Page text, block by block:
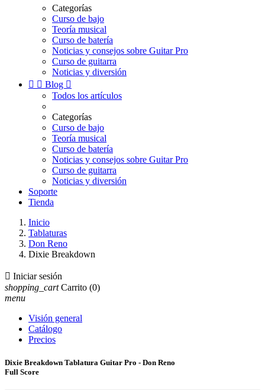
Categorías
Curso de bajo
Teoría musical
Curso de batería
Noticias y consejos sobre Guitar Pro
Curso de guitarra
Noticias y diversión
  Blog 
Todos los artículos
Categorías
Curso de bajo
Teoría musical
Curso de batería
Noticias y consejos sobre Guitar Pro
Curso de guitarra
Noticias y diversión
Soporte
Tienda
Inicio
Tablaturas
Don Reno
Dixie Breakdown
 Iniciar sesión
shopping_cart Carrito (0)
menu
Visión general
Catálogo
Precios
Dixie Breakdown Tablatura Guitar Pro - Don Reno
Full Score